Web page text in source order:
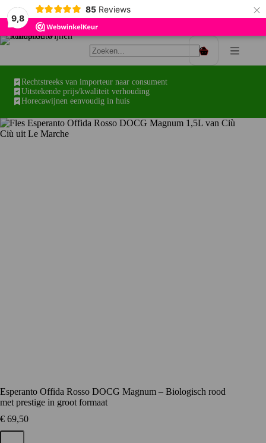
9,8
85 Reviews ×
Ga
Winkelwagen
Rechtstreeks van importeur naar consument
Uitstekende prijs/kwaliteit verhouding
Horecawijnen eenvoudig in huis
Esperanto Offida Rosso DOCG Magnum – Biologisch rood
met prestige in groot formaat
€ 69,50
Esperanto